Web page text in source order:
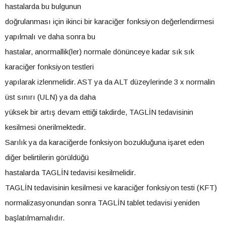
hastalarda bu bulgunun
doğrulanması için ikinci bir karaciğer fonksiyon değerlendirmesi
yapılmalı ve daha sonra bu
hastalar, anormallik(ler) normale dönünceye kadar sık sık
karaciğer fonksiyon testleri
yapılarak izlenmelidir. AST ya da ALT düzeylerinde 3 x normalin
üst sınırı (ULN) ya da daha
yüksek bir artış devam ettiği takdirde, TAGLİN tedavisinin
kesilmesi önerilmektedir.
Sarılık ya da karaciğerde fonksiyon bozukluğuna işaret eden
diğer belirtilerin görüldüğü
hastalarda TAGLİN tedavisi kesilmelidir.
TAGLİN tedavisinin kesilmesi ve karaciğer fonksiyon testi (KFT)
normalizasyonundan sonra TAGLİN tablet tedavisi yeniden
başlatılmamalıdır.